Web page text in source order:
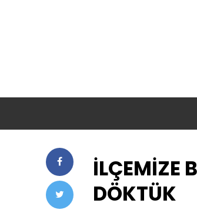
İLÇEMİZE
DÖKTÜK